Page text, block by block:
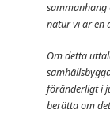
sammanhang
natur vi är en
Om detta
föränderligt i
berätta om